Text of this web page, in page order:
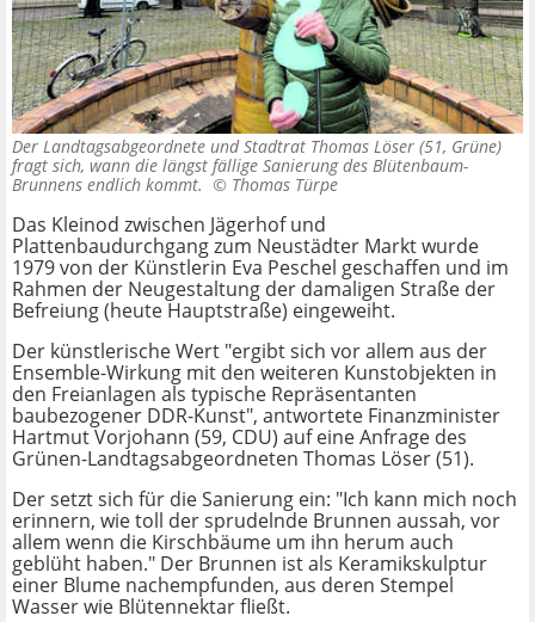
Der Landtagsabgeordnete und Stadtrat Thomas Löser (51, Grüne)
fragt sich, wann die längst fällige Sanierung des Blütenbaum-
Brunnens endlich kommt. © Thomas Türpe
Das Kleinod zwischen Jägerhof und
Plattenbaudurchgang zum Neustädter Markt wurde
1979 von der Künstlerin Eva Peschel geschaffen und im
Rahmen der Neugestaltung der damaligen Straße der
Befreiung (heute Hauptstraße) eingeweiht.
Der künstlerische Wert "ergibt sich vor allem aus der
Ensemble-Wirkung mit den weiteren Kunstobjekten in
den Freianlagen als typische Repräsentanten
baubezogener DDR-Kunst", antwortete Finanzminister
Hartmut Vorjohann (59, CDU) auf eine Anfrage des
Grünen-Landtagsabgeordneten Thomas Löser (51).
Der setzt sich für die Sanierung ein: "Ich kann mich noch
erinnern, wie toll der sprudelnde Brunnen aussah, vor
allem wenn die Kirschbäume um ihn herum auch
geblüht haben." Der Brunnen ist als Keramikskulptur
einer Blume nachempfunden, aus deren Stempel
Wasser wie Blütennektar fließt.